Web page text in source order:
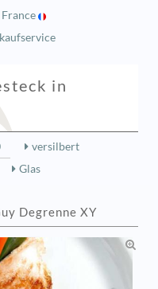
in
versilbert
Glas
Degrenne XY